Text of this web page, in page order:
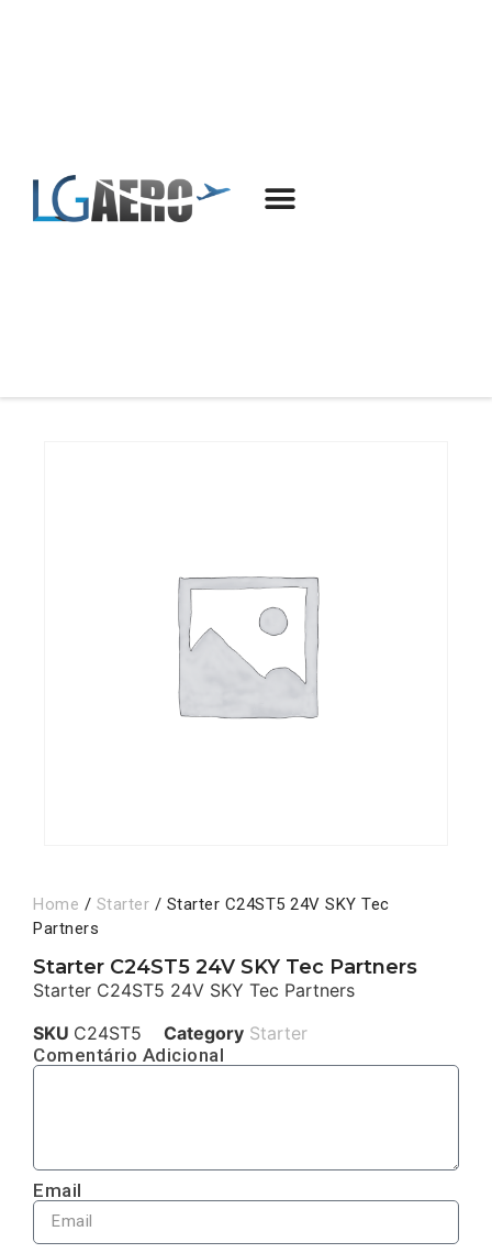
Home / Starter / Starter C24ST5 24V SKY Tec
Partners
Starter C24ST5 24V SKY Tec Partners
Starter C24ST5 24V SKY Tec Partners
SKU C24ST5 Category Starter
Comentário Adicional
Email